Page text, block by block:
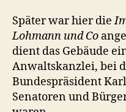
Später war hier die
Lohmann und Co
dient das Gebäude
Anwaltskanzlei, bei
Bundespräsident
Senatoren und